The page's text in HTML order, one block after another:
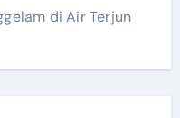
di Air Terjun